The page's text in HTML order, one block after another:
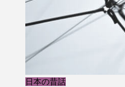
日本の昔話